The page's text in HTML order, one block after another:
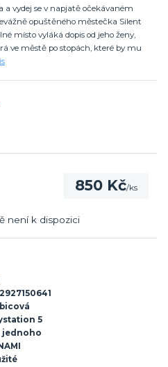
a vydej se v napjatě očekávaném
opuštěného městečka Silent
místo vyláká dopis od jeho ženy,
ve městě po stopách, které by mu
850 Kč/ks
není k dispozici
5
jednoho